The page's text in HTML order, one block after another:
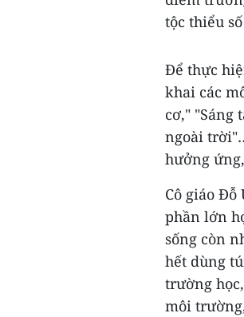
tộc thiểu
Để thực
khai các
cơ," "Sáng
ngoài
hưởng
Cô giáo
phần lớn
sống còn
hết dùng
trường
môi